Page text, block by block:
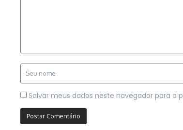
Salvar meus dados neste navegador para a